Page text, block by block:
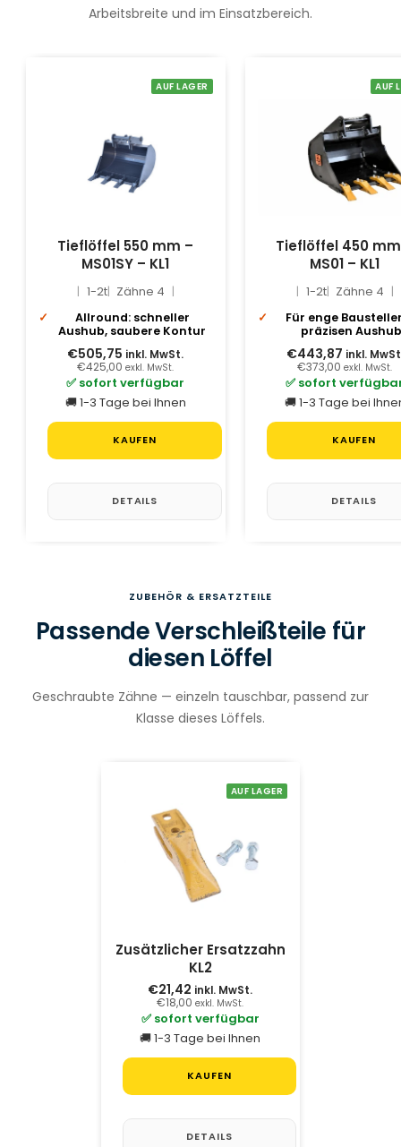
Arbeitsbreite und im Einsatzbereich.
AUF LAGER
Tieflöffel 550 mm –
MS01SY – KL1
1-2t Zähne 4
Allround: schneller
Aushub, saubere Kontur
€505,75 inkl. MwSt.
€425,00 exkl. MwSt.
✅ sofort verfügbar
🚚 1-3 Tage bei Ihnen
KAUFEN
DETAILS
AUF
Tieflöffel 450
MS01 – KL1
1-2t Zähne 4
Für enge
präzisen
€443,87 inkl.
€373,00 exkl. MwSt.
✅ sofort
🚚 1-3 Tage bei
KAUFEN
DETAILS
ZUBEHÖR & ERSATZTEILE
Passende Verschleißteile für
diesen Löffel
Geschraubte Zähne — einzeln tauschbar, passend zur
Klasse dieses Löffels.
AUF LAGER
Zusätzlicher Ersatzzahn
KL2
€21,42 inkl. MwSt.
€18,00 exkl. MwSt.
✅ sofort verfügbar
🚚 1-3 Tage bei Ihnen
KAUFEN
DETAILS